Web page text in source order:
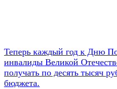
Теперь каждый год к Дню
инвалиды Великой
получать по десять тысяч
бюджета.